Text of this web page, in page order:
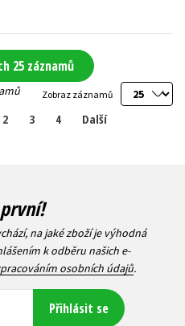
25 záznamů
Zobraz záznamů
2 3 4 Další
na jaké zboží je výhodná
k odběru našich e-
osobních údajů.
Přihlásit se